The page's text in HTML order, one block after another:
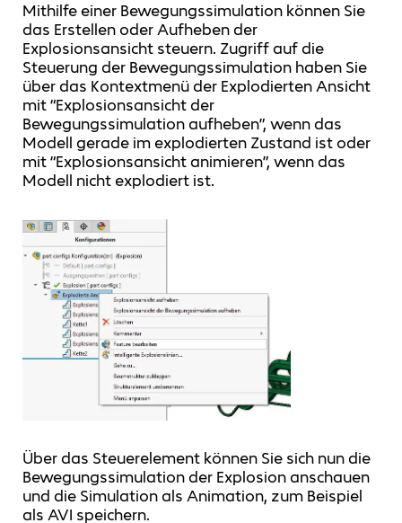
Mithilfe einer Bewegungssimulation können Sie
das Erstellen oder Aufheben der
Explosionsansicht steuern. Zugriff auf die
Steuerung der Bewegungssimulation haben Sie
über das Kontextmenü der Explodierten Ansicht
mit “Explosionsansicht der
Bewegungssimulation aufheben”, wenn das
Modell gerade im explodierten Zustand ist oder
mit “Explosionsansicht animieren”, wenn das
Modell nicht explodiert ist.
Über das Steuerelement können Sie sich nun die
Bewegungssimulation der Explosion anschauen
und die Simulation als Animation, zum Beispiel
als AVI speichern.